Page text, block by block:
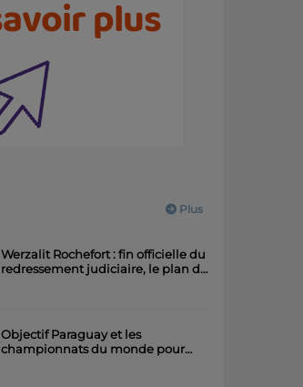
Plus
Werzalit Rochefort : fin officielle du
redressement judiciaire, le plan de
Objectif Paraguay et les
championnats du monde pour